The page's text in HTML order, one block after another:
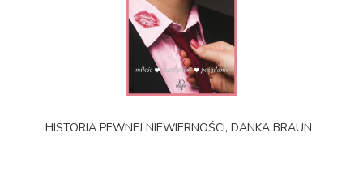
HISTORIA PEWNEJ NIEWIERNOŚCI, DANKA BRAUN